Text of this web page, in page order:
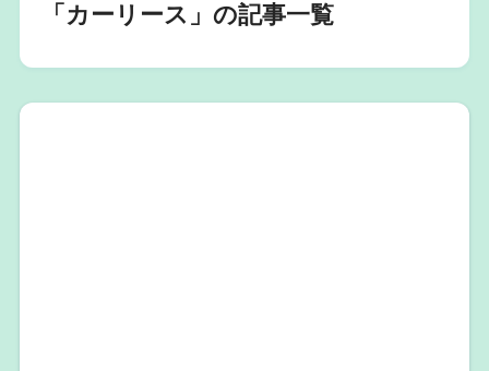
「カーリース」の記事一覧